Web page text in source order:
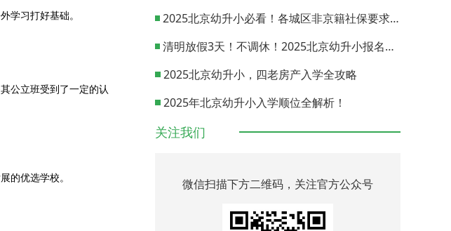
习打好基础。
公立班受到了一定的认
优选学校。
2025北京幼升小必看！各城区非京籍社保要求全梳理
清明放假3天！不调休！2025北京幼升小报名时间抢先看
2025北京幼升小，四老房产入学全攻略
2025年北京幼升小入学顺位全解析！
关注我们
微信扫描下方二维码，关注官方公众号